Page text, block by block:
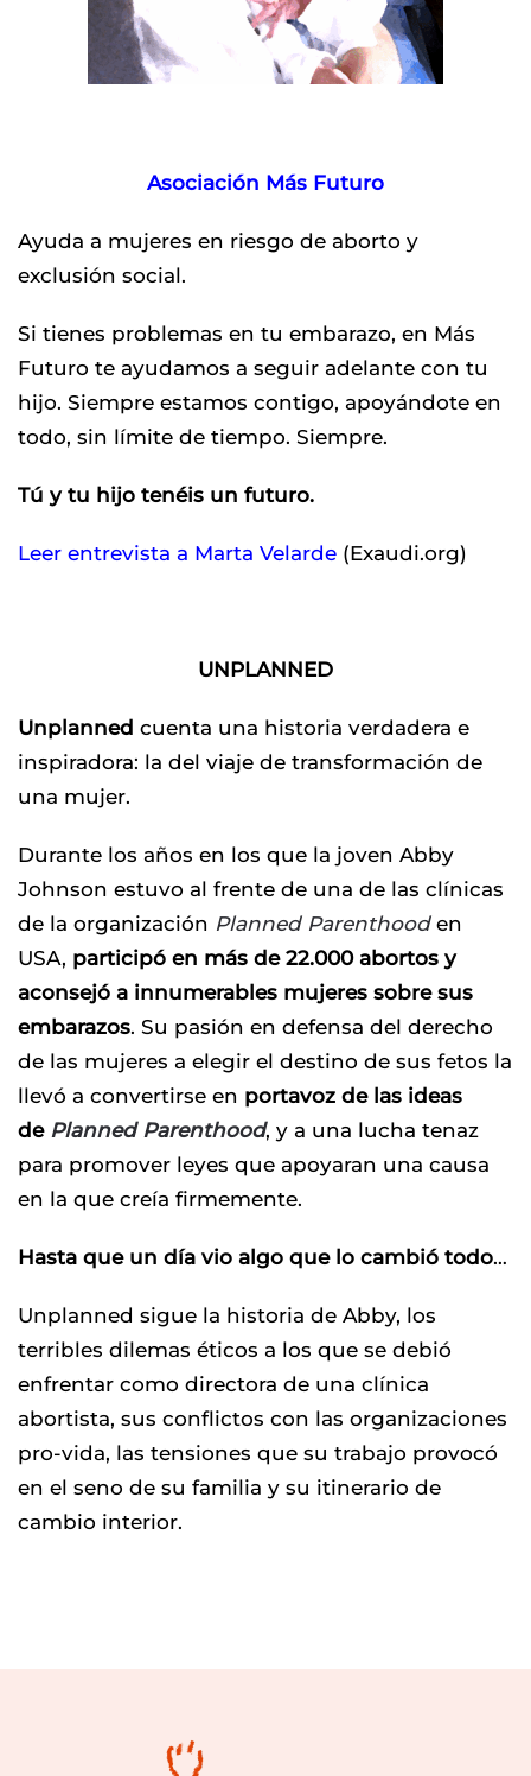
Asociación Más Futuro
Ayuda a mujeres en riesgo de aborto y
exclusión social.
Si tienes problemas en tu embarazo, en Más
Futuro te ayudamos a seguir adelante con tu
hijo. Siempre estamos contigo, apoyándote en
todo, sin límite de tiempo. Siempre.
Tú y tu hijo tenéis un futuro.
Leer entrevista a Marta Velarde (Exaudi.org)
UNPLANNED
Unplanned cuenta una historia verdadera e
inspiradora: la del viaje de transformación de
una mujer.
Durante los años en los que la joven Abby
Johnson estuvo al frente de una de las clínicas
de la organización Planned Parenthooden
USA, participó en más de 22.000 abortos y
aconsejó a innumerables mujeres sobre sus
embarazos. Su pasión en defensa del derecho
de las mujeres a elegir el destino de sus fetos la
llevó a convertirse en portavoz de las ideas
de Planned Parenthood, y a una lucha tenaz
para promover leyes que apoyaran una causa
en la que creía firmemente.
Hasta que un día vio algo que lo cambió todo…
Unplanned sigue la historia de Abby, los
terribles dilemas éticos a los que se debió
enfrentar como directora de una clínica
abortista, sus conflictos con las organizaciones
pro-vida, las tensiones que su trabajo provocó
en el seno de su familia y su itinerario de
cambio interior.